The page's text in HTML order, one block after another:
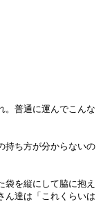
。普通に運んでこんな
持ち方が分からないの
袋を縦にして脇に抱え
ん達は「これくらいは